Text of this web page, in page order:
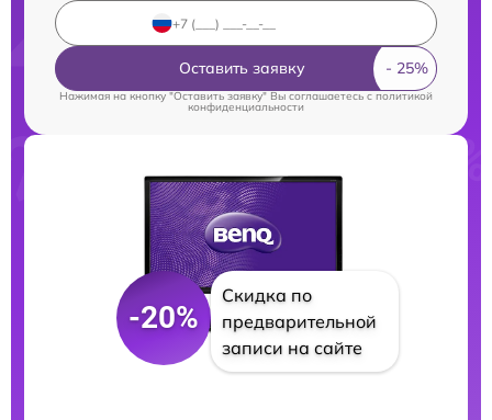
Оставить заявку
Нажимая на кнопку "Оставить заявку" Вы соглашаетесь cполитикой
конфиденциальности
-20%
Скидка по
предварительной
записи на сайте